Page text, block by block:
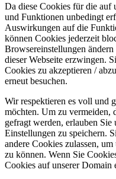
Da diese Cookies für die auf
und Funktionen unbedingt
Auswirkungen auf die
können Cookies jederzeit
Browsereinstellungen
dieser Webseite erzwingen.
Cookies zu akzeptieren /
erneut besuchen.
Wir respektieren es voll und
möchten. Um zu vermeiden,
gefragt werden, erlauben
Einstellungen zu speichern.
andere Cookies zulassen,
zu können. Wenn Sie
Cookies auf unserer Domain